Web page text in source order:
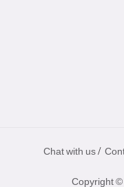
Chat with us /
Copyright ©